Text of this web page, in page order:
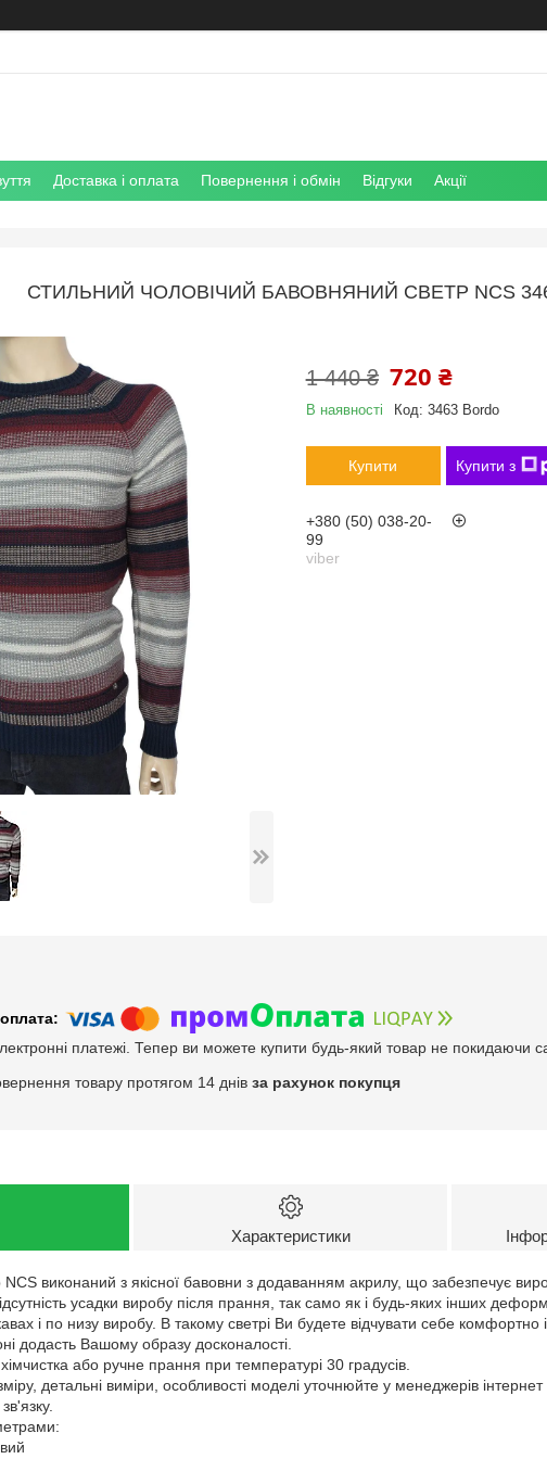
Доставка і оплата Повернення і обмін Відгуки Акції
СТИЛЬНИЙ ЧОЛОВІЧИЙ БАВОВНЯНИЙ СВЕТР NCS
1 440 ₴ 720 ₴
В наявності Код: 3463 Bordo
Купити Купити з
+380 (50) 038-20-
99
viber
платежі. Тепер ви можете купити будь-який товар не покидаючи
товару протягом 14 днів за рахунок покупця
Характеристики
виконаний з якісної бавовни з додаванням акрилу, що забезпечує
усадки виробу після прання, так само як і будь-яких інших
і по низу виробу. В такому светрі Ви будете відчувати себе
додасть Вашому образу досконалості.
або ручне прання при температурі 30 градусів.
детальні виміри, особливості моделі уточнюйте у менеджерів